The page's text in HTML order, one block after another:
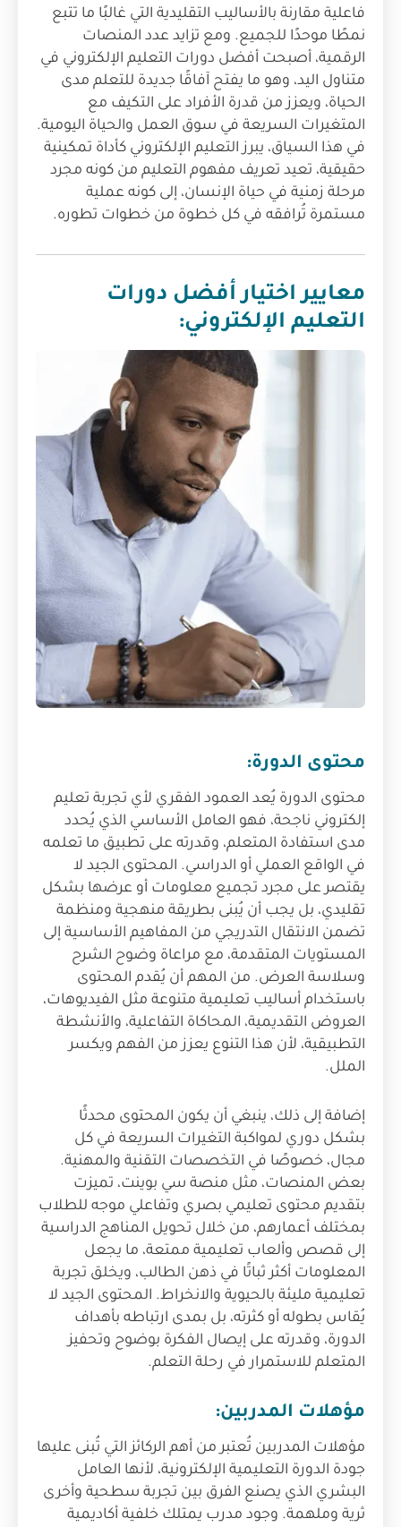
فاعلية مقارنة بالأساليب التقليدية التي غالبًا ما تتبع
نمطًا موحدًا للجميع. ومع تزايد عدد المنصات
الرقمية، أصبحت أفضل دورات التعليم الإلكتروني في
متناول اليد، وهو ما يفتح آفاقًا جديدة للتعلم مدى
الحياة، ويعزز من قدرة الأفراد على التكيف مع
المتغيرات السريعة في سوق العمل والحياة اليومية.
في هذا السياق، يبرز التعليم الإلكتروني كأداة تمكينية
حقيقية، تعيد تعريف مفهوم التعليم من كونه مجرد
مرحلة زمنية في حياة الإنسان، إلى كونه عملية
مستمرة تُرافقه في كل خطوة من خطوات تطوره.
معايير اختيار أفضل دورات
التعليم الإلكتروني:
محتوى الدورة:
محتوى الدورة يُعد العمود الفقري لأي تجربة تعليم
إلكتروني ناجحة، فهو العامل الأساسي الذي يُحدد
مدى استفادة المتعلم، وقدرته على تطبيق ما تعلمه
في الواقع العملي أو الدراسي. المحتوى الجيد لا
يقتصر على مجرد تجميع معلومات أو عرضها بشكل
تقليدي، بل يجب أن يُبنى بطريقة منهجية ومنظمة
تضمن الانتقال التدريجي من المفاهيم الأساسية إلى
المستويات المتقدمة، مع مراعاة وضوح الشرح
وسلاسة العرض. من المهم أن يُقدم المحتوى
باستخدام أساليب تعليمية متنوعة مثل الفيديوهات،
العروض التقديمية، المحاكاة التفاعلية، والأنشطة
التطبيقية، لأن هذا التنوع يعزز من الفهم ويكسر
الملل.
إضافة إلى ذلك، ينبغي أن يكون المحتوى محدثًا
بشكل دوري لمواكبة التغيرات السريعة في كل
مجال، خصوصًا في التخصصات التقنية والمهنية.
بعض المنصات، مثل منصة سي بوينت، تميزت
بتقديم محتوى تعليمي بصري وتفاعلي موجه للطلاب
بمختلف أعمارهم، من خلال تحويل المناهج الدراسية
إلى قصص وألعاب تعليمية ممتعة، ما يجعل
المعلومات أكثر ثباتًا في ذهن الطالب، ويخلق تجربة
تعليمية مليئة بالحيوية والانخراط. المحتوى الجيد لا
يُقاس بطوله أو كثرته، بل بمدى ارتباطه بأهداف
الدورة، وقدرته على إيصال الفكرة بوضوح وتحفيز
المتعلم للاستمرار في رحلة التعلم.
مؤهلات المدربين:
مؤهلات المدربين تُعتبر من أهم الركائز التي تُبنى عليها
جودة الدورة التعليمية الإلكترونية، لأنها العامل
البشري الذي يصنع الفرق بين تجربة سطحية وأخرى
ثرية وملهمة. وجود مدرب يمتلك خلفية أكاديمية